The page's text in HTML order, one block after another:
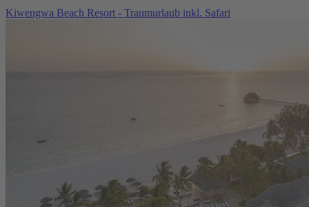
Kiwengwa Beach Resort - Traumurlaub inkl. Safari